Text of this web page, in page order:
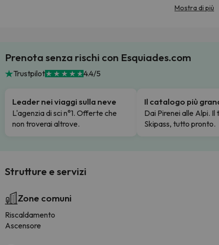
Mostra di più
Prenota senza rischi con Esquiades.com
Trustpilot 4.4/5
Leader nei viaggi sulla neve
L'agenzia di sci n°1. Offerte che
non troverai altrove.
Il catalogo più
Dai Pirenei alle Alpi. Il
Skipass, tutto pronto.
Strutture e servizi
Zone comuni
Riscaldamento
Ascensore